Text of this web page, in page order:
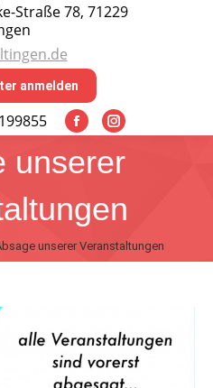
Straße 78, 71229
anmelden
Facebook
page
opens
in
new
window
Instagram
page
opens
in
new
window
unserer
unserer Veranstaltungen